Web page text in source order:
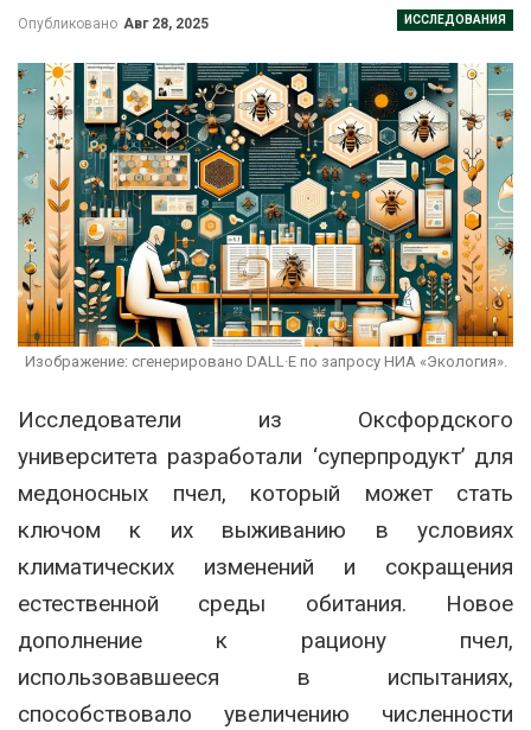
ИССЛЕДОВАНИЯ
Опубликовано Авг 28, 2025
Изображение: сгенерировано DALL·E по запросу НИА «Экология».
Исследователи из Оксфордского
университета разработали ‘суперпродукт’ для
медоносных пчел, который может стать
ключом к их выживанию в условиях
климатических изменений и сокращения
естественной среды обитания. Новое
дополнение к рациону пчел,
использовавшееся в испытаниях,
способствовало увеличению численности